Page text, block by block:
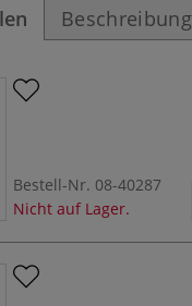
Beschreibung
Bestell-Nr. 08-40287
Nicht auf Lager.